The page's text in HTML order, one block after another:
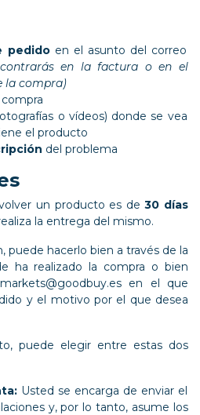
pedido en el asunto del correo
en la factura o en el
la compra)
o vídeos) donde se vea
el producto
del problema
un producto es de30 días
la entrega del mismo.
puede hacerlo bien a través de la
ha realizado la compra o bien
markets@goodbuy.esen el que
y el motivo por el que desea
puede elegir entre estas dos
Usted se encarga de enviar el
y, por lo tanto, asume los